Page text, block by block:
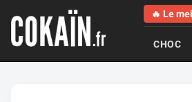
🔥 Le
CHOC